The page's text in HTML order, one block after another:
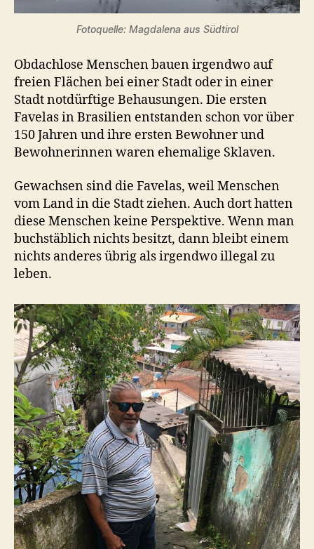
Fotoquelle: Magdalena aus Südtirol
Obdachlose Menschen bauen irgendwo auf
freien Flächen bei einer Stadt oder in einer
Stadt notdürftige Behausungen. Die ersten
Favelas in Brasilien entstanden schon vor über
150 Jahren und ihre ersten Bewohner und
Bewohnerinnen waren ehemalige Sklaven.
Gewachsen sind die Favelas, weil Menschen
vom Land in die Stadt ziehen. Auch dort hatten
diese Menschen keine Perspektive. Wenn man
buchstäblich nichts besitzt, dann bleibt einem
nichts anderes übrig als irgendwo illegal zu
leben.